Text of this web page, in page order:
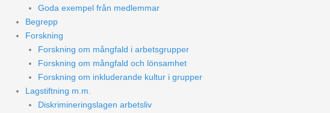
Goda exempel från medlemmar
Begrepp
Forskning
Forskning om mångfald i arbetsgrupper
Forskning om mångfald och lönsamhet
Forskning om inkluderande kultur i grupper
Lagstiftning m.m.
Diskrimineringslagen arbetsliv